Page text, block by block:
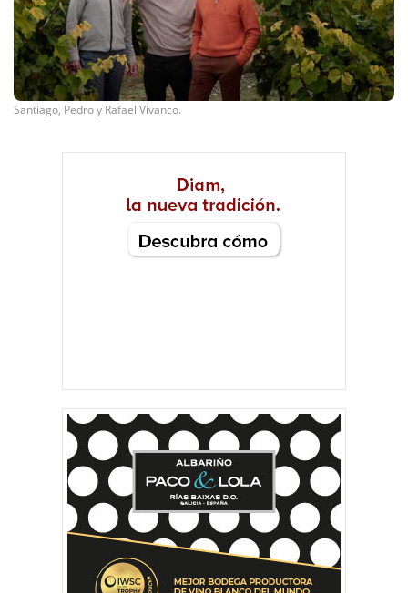
Santiago, Pedro y Rafael Vivanco.